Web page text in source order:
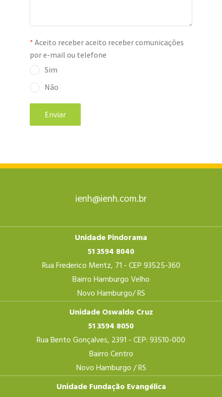
ienh@ienh.com.br
Unidade Pindorama
51 3594 8040
Rua Frederico Mentz, 71 - CEP 93525-360
Bairro Hamburgo Velho
Novo Hamburgo/ RS
Unidade Oswaldo Cruz
51 3594 8050
Rua Bento Gonçalves, 2391 - CEP: 93510-000
Bairro Centro
Novo Hamburgo / RS
Unidade Fundação Evangélica